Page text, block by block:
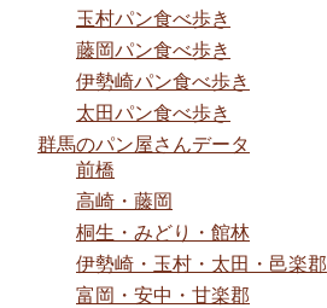
玉村パン食べ歩き
藤岡パン食べ歩き
伊勢崎パン食べ歩き
太田パン食べ歩き
群馬のパン屋さんデータ
前橋
高崎・藤岡
桐生・みどり・館林
伊勢崎・玉村・太田・邑楽郡
富岡・安中・甘楽郡